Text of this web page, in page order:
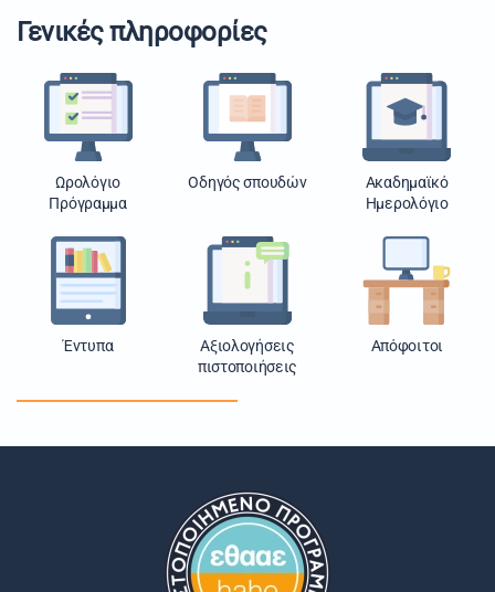
Γενικές πληροφορίες
Ωρολόγιο
Πρόγραμμα
Οδηγός σπουδών
Ακαδημαϊκό
Ημερολόγιο
Έντυπα
Αξιολογήσεις
πιστοποιήσεις
Απόφοιτοι